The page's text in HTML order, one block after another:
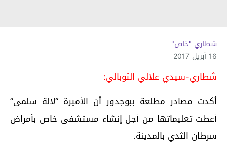
شطاري "خاص"
16 أبريل 2017
شطاري-سيدي علالي التوبالي:
أكدت مصادر مطلعة ببوجدور أن الأميرة “لالة سلمى”
أعطت تعليماتها من أجل إنشاء مستشفى خاص بأمراض
سرطان الثدي بالمدينة.